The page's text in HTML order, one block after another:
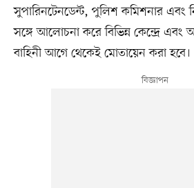
সুপারিনটেনডেন্ট, পুলিশ কমিশনার এবং
সঙ্গে আলোচনা করে বিভিন্ন কেন্দ্রে
বাহিনী আগে থেকেই মোতায়েন করা হবে।